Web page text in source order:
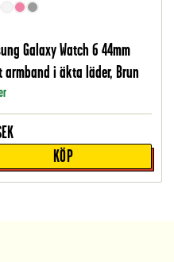
Galaxy Watch 6 44mm
armband i äkta läder, Brun
KÖP